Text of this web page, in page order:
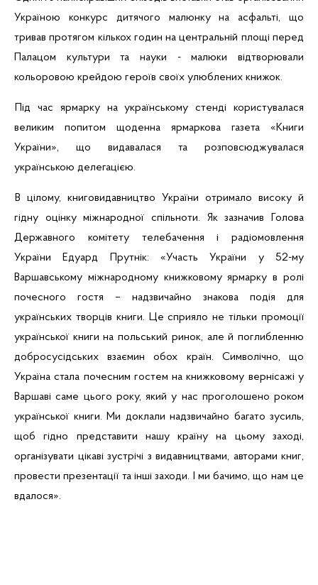
Україною конкурс дитячого малюнку на асфальті, що
тривав протягом кількох годин на центральній площі перед
Палацом культури та науки - малюки відтворювали
кольоровою крейдою героїв своїх улюблених книжок.
Під час ярмарку на українському стенді користувалася
великим попитом щоденна ярмаркова газета «Книги
України», що видавалася та розповсюджувалася
українською делегацією.
В цілому, книговидавництво України отримало високу й
гідну оцінку міжнародної спільноти. Як зазначив Голова
Державного комітету телебачення і радіомовлення
України Едуард Прутнік: «Участь України у 52-му
Варшавському міжнародному книжковому ярмарку в ролі
почесного гостя – надзвичайно знакова подія для
українських творців книги. Цесприялоне тільки промоції
української книги на польський ринок, але й поглибленню
добросусідських взаємин обох країн. Символічно, що
Українастала почесним гостем на книжковому вернісажі у
Варшаві саме цього року, який у нас проголошено роком
української книги. Ми доклали надзвичайно багато зусиль,
щоб гідно представити нашу країну на цьому заході,
організувати цікаві зустрічі з видавництвами, авторами книг,
провести презентації та інші заходи. І ми бачимо, що нам це
вдалося».